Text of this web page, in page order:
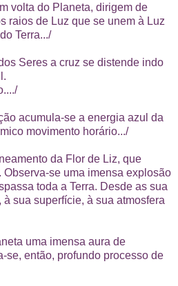
volta do Planeta, dirigem de
raios de Luz que se unem à Luz
Terra.../
Seres a cruz se distende indo
acumula-se a energia azul da
movimento horário.../
da Flor de Liz, que
se uma imensa explosão
toda a Terra. Desde as sua
sua superfície, à sua atmosfera
uma imensa aura de
se, então, profundo processo de